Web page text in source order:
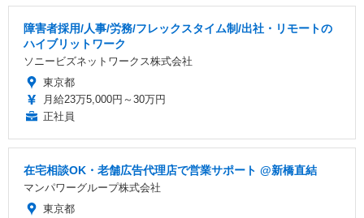
障害者採用/人事/労務/フレックスタイム制/出社・リモートの
ハイブリットワーク
ソニービズネットワークス株式会社
東京都
月給23万5,000円～30万円
正社員
在宅相談OK・老舗広告代理店で営業サポート @新橋直結
マンパワーグループ株式会社
東京都